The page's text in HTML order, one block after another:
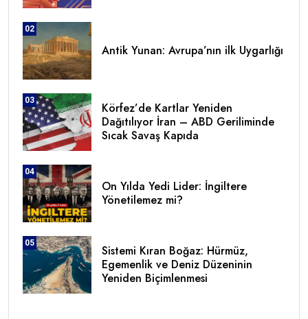
02
Antik Yunan: Avrupa’nın ilk Uygarlığı
03
Körfez’de Kartlar Yeniden
Dağıtılıyor İran – ABD Geriliminde
Sıcak Savaş Kapıda
04
On Yılda Yedi Lider: İngiltere
Yönetilemez mi?
05
Sistemi Kıran Boğaz: Hürmüz,
Egemenlik ve Deniz Düzeninin
Yeniden Biçimlenmesi